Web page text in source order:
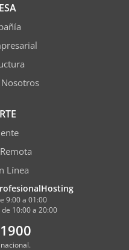
Línea
9:00 a 01:00
10:00 a 20:00